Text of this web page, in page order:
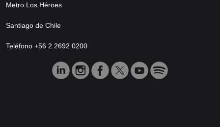
Metro Los Héroes
Santiago de Chile
Teléfono +56 2 2692 0200